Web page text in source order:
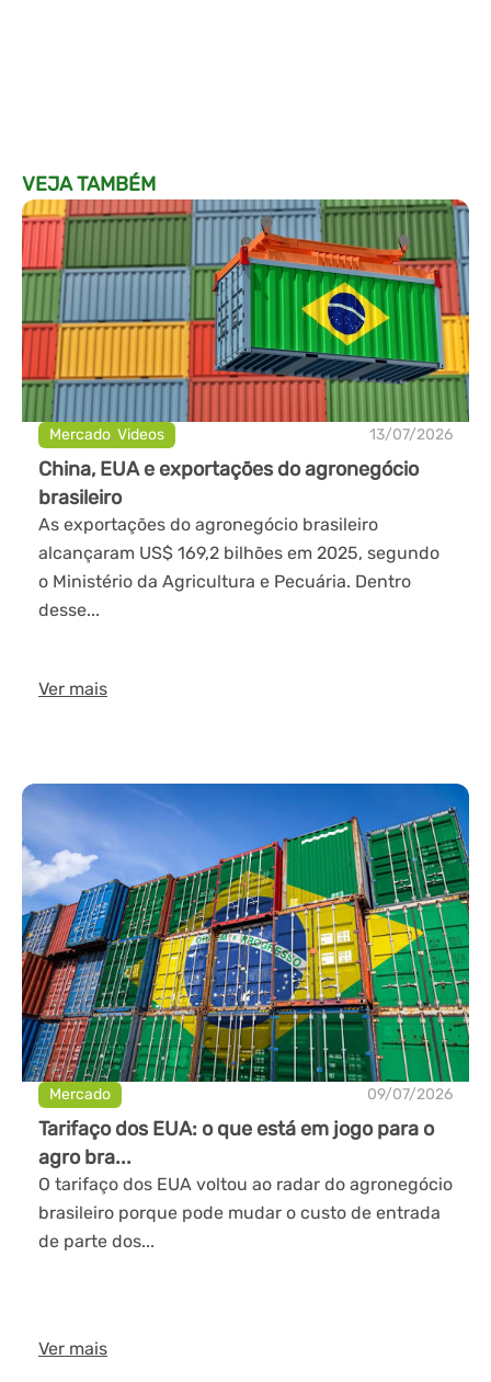
VEJA TAMBÉM
Mercado,Videos 13/07/2026
China, EUA e exportações do agronegócio
brasileiro
As exportações do agronegócio brasileiro
alcançaram US$ 169,2 bilhões em 2025, segundo
o Ministério da Agricultura e Pecuária. Dentro
desse...
Ver mais
Mercado 09/07/2026
Tarifaço dos EUA: o que está em jogo para o
agro bra...
O tarifaço dos EUA voltou ao radar do agronegócio
brasileiro porque pode mudar o custo de entrada
de parte dos...
Ver mais